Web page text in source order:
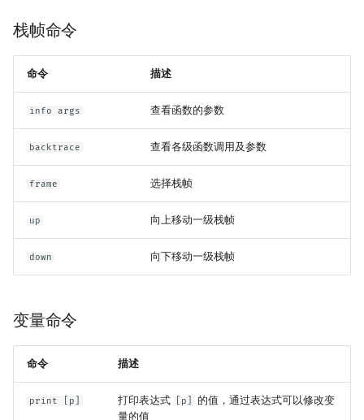
栈帧命令
命令 描述
info args 查看函数的参数
backtrace 查看各级函数调用及参数
frame 选择栈帧
up 向上移动一级栈帧
down 向下移动一级栈帧
变量命令
命令 描述
print [p] 打印表达式 [p]
的值，通过表达式可以修改变
量的值